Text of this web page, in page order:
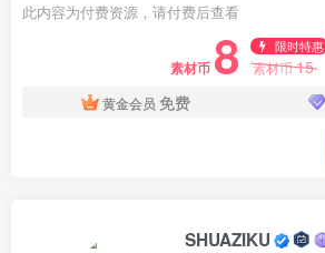
此内容为付费资源，请付费后查看
素材币 8 限时特惠
素材币15
黄金会员 免费
SHUAZIKU